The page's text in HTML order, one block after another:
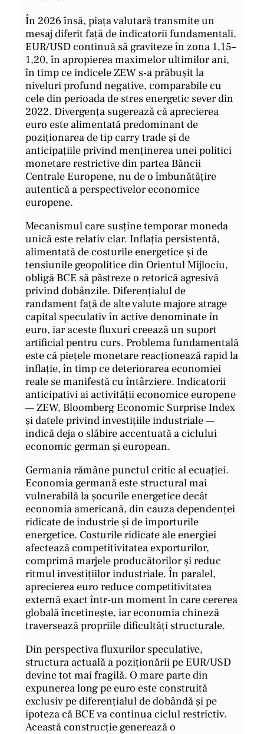
În 2026 însă, piața valutară transmite un
mesaj diferit față de indicatorii fundamentali.
EUR/USD continuă să graviteze în zona 1,15–
1,20, în apropierea maximelor ultimilor ani,
în timp ce indicele ZEW s-a prăbușit la
niveluri profund negative, comparabile cu
cele din perioada de stres energetic sever din
2022. Divergența sugerează că aprecierea
euro este alimentată predominant de
poziționarea de tip carry trade și de
anticipațiile privind menținerea unei politici
monetare restrictive din partea Băncii
Centrale Europene, nu de o îmbunătățire
autentică a perspectivelor economice
europene.
Mecanismul care susține temporar moneda
unică este relativ clar. Inflația persistentă,
alimentată de costurile energetice și de
tensiunile geopolitice din Orientul Mijlociu,
obligă BCE să păstreze o retorică agresivă
privind dobânzile. Diferențialul de
randament față de alte valute majore atrage
capital speculativ în active denominate în
euro, iar aceste fluxuri creează un suport
artificial pentru curs. Problema fundamentală
este că piețele monetare reacționează rapid la
inflație, în timp ce deteriorarea economiei
reale se manifestă cu întârziere. Indicatorii
anticipativi ai activității economice europene
— ZEW, Bloomberg Economic Surprise Index
și datele privind investițiile industriale —
indică deja o slăbire accentuată a ciclului
economic german și european.
Germania rămâne punctul critic al ecuației.
Economia germană este structural mai
vulnerabilă la șocurile energetice decât
economia americană, din cauza dependenței
ridicate de industrie și de importurile
energetice. Costurile ridicate ale energiei
afectează competitivitatea exporturilor,
comprimă marjele producătorilor și reduc
ritmul investițiilor industriale. În paralel,
aprecierea euro reduce competitivitatea
externă exact într-un moment în care cererea
globală încetinește, iar economia chineză
traversează propriile dificultăți structurale.
Din perspectiva fluxurilor speculative,
structura actuală a poziționării pe EUR/USD
devine tot mai fragilă. O mare parte din
expunerea long pe euro este construită
exclusiv pe diferențialul de dobândă și pe
ipoteza că BCE va continua ciclul restrictiv.
Această construcție generează o